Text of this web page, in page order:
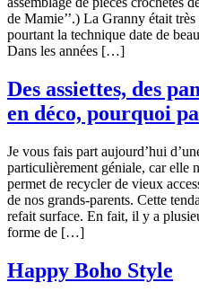
de Mamie’’.) La Granny était
pourtant la technique date de
Dans les années […]
Des assiettes, des
en déco, pourquoi
Je vous fais part aujourd’hui
particulièrement géniale, car elle
permet de recycler de vieux
de nos grands-parents. Cette
refait surface. En fait, il y a
forme de […]
Happy Boho Style